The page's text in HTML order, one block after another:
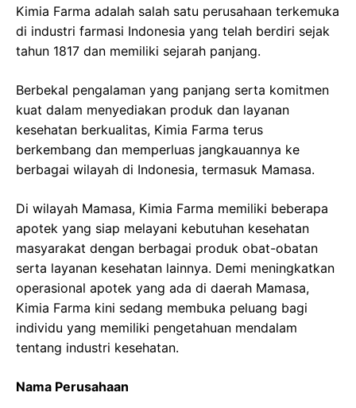
Kimia Farma adalah salah satu perusahaan terkemuka
di industri farmasi Indonesia yang telah berdiri sejak
tahun 1817 dan memiliki sejarah panjang.
Berbekal pengalaman yang panjang serta komitmen
kuat dalam menyediakan produk dan layanan
kesehatan berkualitas, Kimia Farma terus
berkembang dan memperluas jangkauannya ke
berbagai wilayah di Indonesia, termasuk Mamasa.
Di wilayah Mamasa, Kimia Farma memiliki beberapa
apotek yang siap melayani kebutuhan kesehatan
masyarakat dengan berbagai produk obat-obatan
serta layanan kesehatan lainnya. Demi meningkatkan
operasional apotek yang ada di daerah Mamasa,
Kimia Farma kini sedang membuka peluang bagi
individu yang memiliki pengetahuan mendalam
tentang industri kesehatan.
Nama Perusahaan